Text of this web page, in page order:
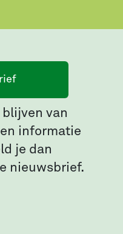
blijven van
informatie
je dan
nieuwsbrief.